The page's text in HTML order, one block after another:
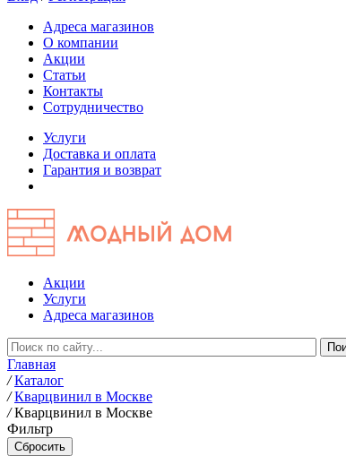
Адреса магазинов
О компании
Акции
Статьи
Контакты
Сотрудничество
Услуги
Доставка и оплата
Гарантия и возврат
Акции
Услуги
Адреса магазинов
Главная
/ Каталог
/ Кварцвинил в Москве
/ Кварцвинил в Москве
Фильтр